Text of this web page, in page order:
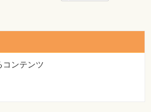
コンテンツ